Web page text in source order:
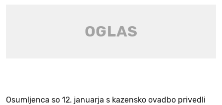
Osumljenca so 12. januarja s kazensko ovadbo privedli